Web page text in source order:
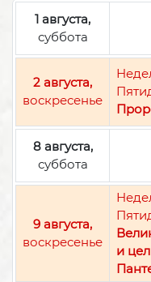
1 августа,
суббота
2 августа,
воскресенье
8 августа,
суббота
9 августа,
воскресенье
и